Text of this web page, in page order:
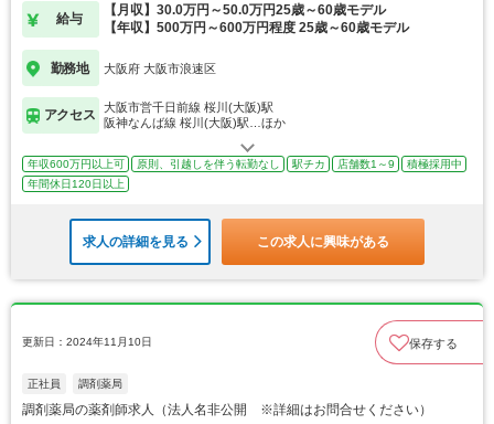
給与
【月収】30.0万円～50.0万円25歳～60歳モデル
【年収】500万円～600万円程度 25歳～60歳モデル
勤務地 大阪府 大阪市浪速区
アクセス
大阪市営千日前線 桜川(大阪)駅
阪神なんば線 桜川(大阪)駅…ほか
年収600万円以上可 原則、引越しを伴う転勤なし 駅チカ 店舗数1～9
積極採用中
年間休日120日以上
求人の詳細を見る この求人に興味がある
更新日：2024年11月10日 保存する
正社員 調剤薬局
調剤薬局の薬剤師求人（法人名非公開 ※詳細はお問合せください）